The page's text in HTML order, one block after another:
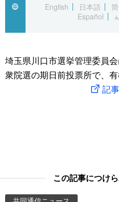
国際
文化
アーカイブ
Japan Data
動画/Live
スポーツ・東京2020
English
日本語
Español
埼玉県川口市選挙管理委員
衆院選の期日前投票所で、
記
この記事につけ